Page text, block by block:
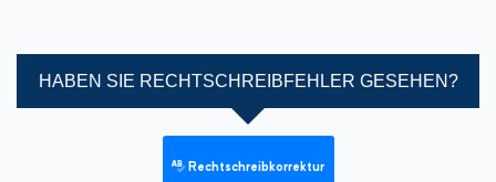
HABEN SIE RECHTSCHREIBFEHLER GESEHEN?
Rechtschreibkorrektur